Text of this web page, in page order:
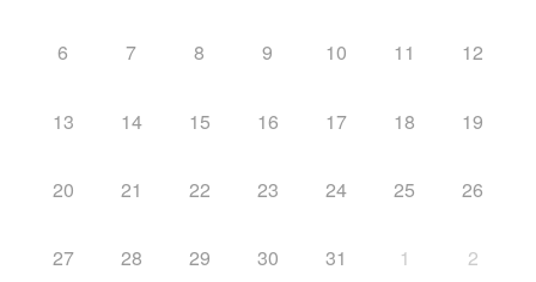
6 7 8 9 10 11 12
13 14 15 16 17 18 19
20 21 22 23 24 25 26
27 28 29 30 31 1 2